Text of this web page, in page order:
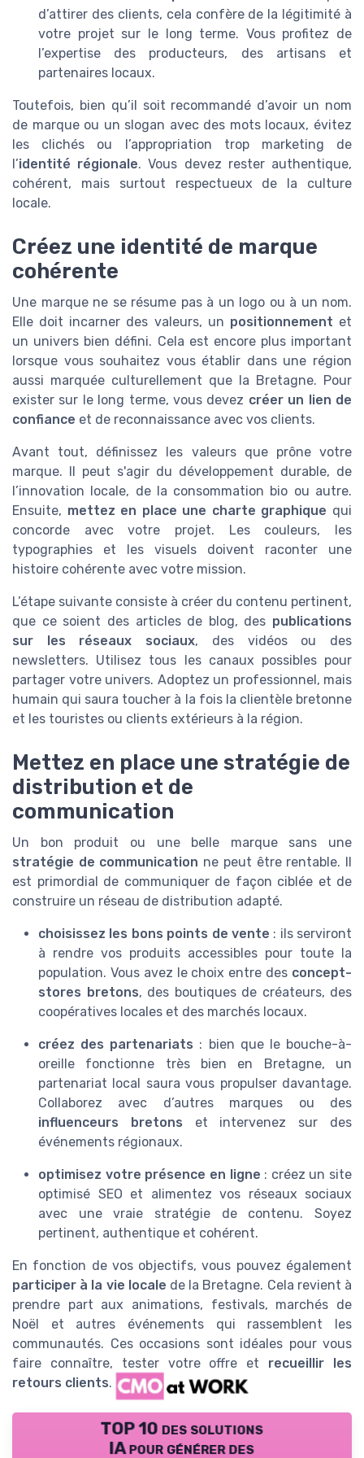
d’attirer des clients, cela confère de la légitimité à
votre projet sur le long terme. Vous profitez de
l’expertise des producteurs, des artisans et
partenaires locaux.
Toutefois, bien qu’il soit recommandé d’avoir un nom
de marque ou un slogan avec des mots locaux, évitez
les clichés ou l’appropriation trop marketing de
l’identité régionale. Vous devez rester authentique,
cohérent, mais surtout respectueux de la culture
locale.
Créez une identité de marque
cohérente
Une marque ne se résume pas à un logo ou à un nom.
Elle doit incarner des valeurs, un positionnement et
un univers bien défini. Cela est encore plus important
lorsque vous souhaitez vous établir dans une région
aussi marquée culturellement que la Bretagne. Pour
exister sur le long terme, vous devez créer un lien de
confiance et de reconnaissance avec vos clients.
Avant tout, définissez les valeurs que prône votre
marque. Il peut s'agir du développement durable, de
l’innovation locale, de la consommation bio ou autre.
Ensuite, mettez en place une charte graphique qui
concorde avec votre projet. Les couleurs, les
typographies et les visuels doivent raconter une
histoire cohérente avec votre mission.
L’étape suivante consiste à créer du contenu pertinent,
que ce soient des articles de blog, des publications
sur les réseaux sociaux, des vidéos ou des
newsletters. Utilisez tous les canaux possibles pour
partager votre univers. Adoptez un professionnel, mais
humain qui saura toucher à la fois la clientèle bretonne
et les touristes ou clients extérieurs à la région.
Mettez en place une stratégie de
distribution et de
communication
Un bon produit ou une belle marque sans une
stratégie de communication ne peut être rentable. Il
est primordial de communiquer de façon ciblée et de
construire un réseau de distribution adapté.
choisissez les bons points de vente : ils serviront
à rendre vos produits accessibles pour toute la
population. Vous avez le choix entre des concept-
stores bretons, des boutiques de créateurs, des
coopératives locales et des marchés locaux.
créez des partenariats : bien que le bouche-à-
oreille fonctionne très bien en Bretagne, un
partenariat local saura vous propulser davantage.
Collaborez avec d’autres marques ou des
influenceurs bretons et intervenez sur des
événements régionaux.
optimisez votre présence en ligne : créez un site
optimisé SEO et alimentez vos réseaux sociaux
avec une vraie stratégie de contenu. Soyez
pertinent, authentique et cohérent.
En fonction de vos objectifs, vous pouvez également
participer à la vie locale de la Bretagne. Cela revient à
prendre part aux animations, festivals, marchés de
Noël et autres événements qui rassemblent les
communautés. Ces occasions sont idéales pour vous
faire connaître, tester votre offre et recueillir les
retours clients.
TOP 10 des solutions
IA pour générer des